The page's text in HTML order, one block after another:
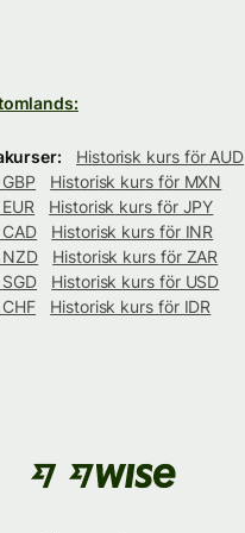
Historisk kurs för AUD
Historisk kurs för MXN
Historisk kurs för JPY
Historisk kurs för INR
Historisk kurs för ZAR
Historisk kurs för USD
Historisk kurs för IDR